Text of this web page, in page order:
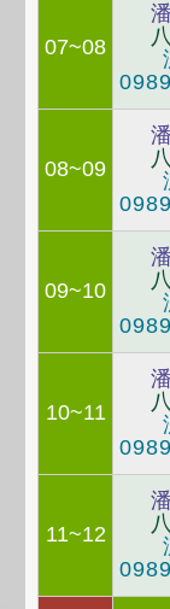
07~08
08~09
09~10
10~11
11~12